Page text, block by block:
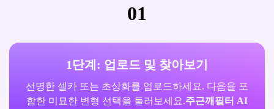
01
1단계: 업로드 및 찾아보기
선명한 셀카 또는 초상화를 업로드하세요. 다음을 포
함한 미묘한 변형 선택을 둘러보세요.주근깨필터 AI